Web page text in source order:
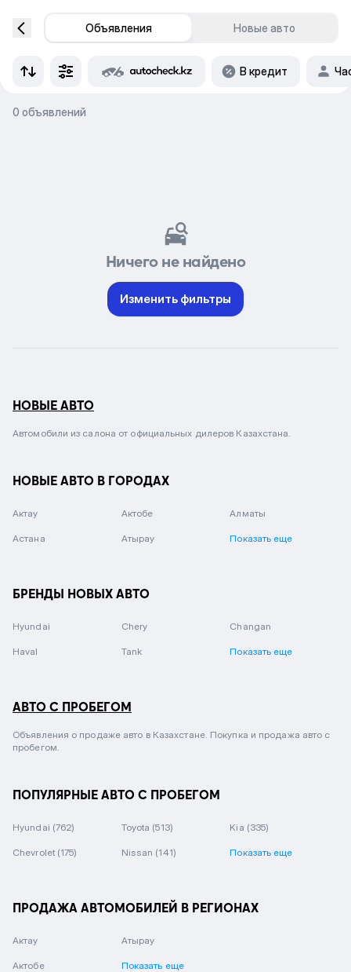
Объявления Новые авто
В кредит
0 объявлений
Ничего не найдено
Изменить фильтры
НОВЫЕ АВТО
Автомобили из салона от официальных дилеров Казахстана.
НОВЫЕ АВТО В ГОРОДАХ
Актау Актобе Алматы
Астана Атырау Показать еще
БРЕНДЫ НОВЫХ АВТО
Hyundai Chery Changan
Haval Tank Показать еще
АВТО С ПРОБЕГОМ
Объявления о продаже авто в Казахстане. Покупка и продажа авто с
пробегом.
ПОПУЛЯРНЫЕ АВТО С ПРОБЕГОМ
Hyundai (762) Toyota (513) Kia (335)
Chevrolet (175) Nissan (141) Показать еще
ПРОДАЖА АВТОМОБИЛЕЙ В РЕГИОНАХ
Актау
Актобе
Атырау
Показать еще